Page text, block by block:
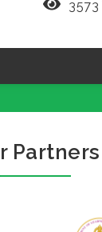
3573
Partners